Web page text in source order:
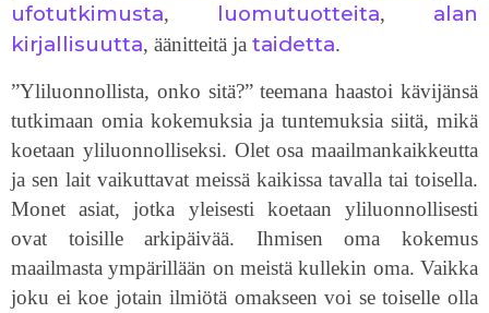
ufotutkimusta, luomutuotteita, alan
kirjallisuutta, äänitteitä ja taidetta.
”Yliluonnollista, onko sitä?” teemana haastoi kävijänsä
tutkimaan omia kokemuksia ja tuntemuksia siitä, mikä
koetaan yliluonnolliseksi. Olet osa maailmankaikkeutta
ja sen lait vaikuttavat meissä kaikissa tavalla tai toisella.
Monet asiat, jotka yleisesti koetaan yliluonnollisesti
ovat toisille arkipäivää. Ihmisen oma kokemus
maailmasta ympärillään on meistä kullekin oma. Vaikka
joku ei koe jotain ilmiötä omakseen voi se toiselle olla